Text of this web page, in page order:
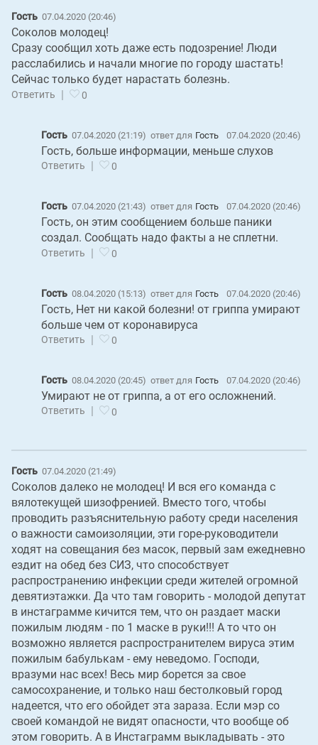
Гость 07.04.2020 (20:46)
Соколов молодец!
Сразу сообщил хоть даже есть подозрение! Люди
расслабились и начали многие по городу шастать!
Сейчас только будет нарастать болезнь.
Ответить | 0
Гость 07.04.2020 (21:19) ответ для Гость 07.04.2020 (20:46)
Гость, больше информации, меньше слухов
Ответить 0
Гость 07.04.2020 (21:43) ответ для Гость 07.04.2020 (20:46)
Гость, он этим сообщением больше паники
создал. Сообщать надо факты а не сплетни.
Ответить | 0
Гость 08.04.2020 (15:13) ответ для Гость 07.04.2020 (20:46)
Гость, Нет ни какой болезни! от гриппа умирают
больше чем от коронавируса
Ответить | 0
Гость 08.04.2020 (20:45) ответ для Гость 07.04.2020 (20:46)
Умирают не от гриппа, а от его осложнений.
Ответить 0
Гость 07.04.2020 (21:49)
Соколов далеко не молодец! И вся его команда с
вялотекущей шизофренией. Вместо того, чтобы
проводить разъяснительную работу среди населения
о важности самоизоляции, эти горе-руководители
ходят на совещания без масок, первый зам ежедневно
ездит на обед без СИЗ, что способствует
распространению инфекции среди жителей огромной
девятиэтажки. Да что там говорить - молодой депутат
в инстаграмме кичится тем, что он раздает маски
пожилым людям - по 1 маске в руки!!! А то что он
возможно является распространителем вируса этим
пожилым бабулькам - ему неведомо. Господи,
вразуми нас всех! Весь мир борется за свое
самосохранение, и только наш бестолковый город
надеется, что его обойдет эта зараза. Если мэр со
своей командой не видят опасности, что вообще об
этом говорить. А в Инстаграмм выкладывать - это